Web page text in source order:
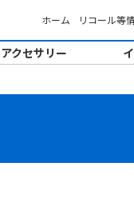
ホーム リコール等
アクセサリー